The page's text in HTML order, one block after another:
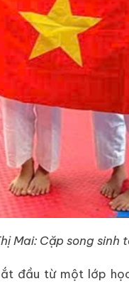
Mai: Cặp song
đầu từ một lớp